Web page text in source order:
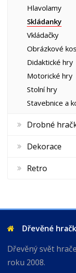
Hlavolamy
Skládanky
Vkládačky
Obrázkové
Didaktické hry
Motorické hry
Stolní hry
Stavebnice a
Drobné
Dekorace
Retro
Dřevěné
Dřevěný svět
roku 2008.